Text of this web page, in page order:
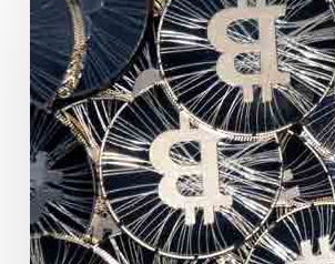
impulsan
el
uso
de
criptomonedas
en
la